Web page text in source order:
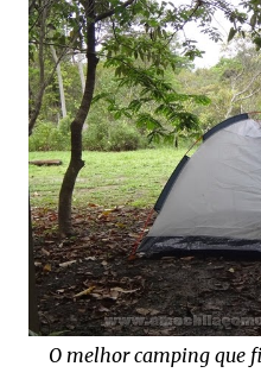
O melhor camping que